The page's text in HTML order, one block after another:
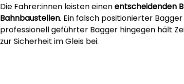
Die Fahrer:innen leisten einen entscheidenden
Bahnbaustellen. Ein falsch positionierter
professionell geführter Bagger hingegen hält
zur Sicherheit im Gleis bei.